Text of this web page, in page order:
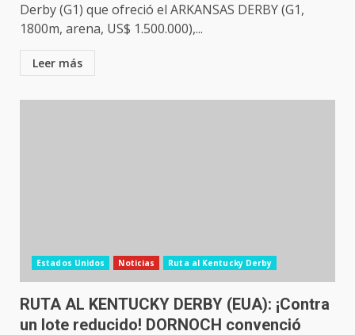
Derby (G1) que ofreció el ARKANSAS DERBY (G1,
1800m, arena, US$ 1.500.000),...
Leer más
Estados Unidos Noticias Ruta al Kentucky Derby
RUTA AL KENTUCKY DERBY (EUA): ¡Contra
un lote reducido! DORNOCH convenció